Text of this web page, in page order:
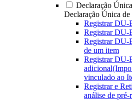
Declaração
Declaração Única
Registrar DU-
Registrar DU-
Registrar DU-
de um item
Registrar DU-
vinculado ao
Registrar e
análise de pré-